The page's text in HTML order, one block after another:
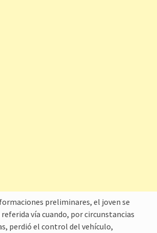
preliminares, el joven se
vía cuando, por circunstancias
perdió el control del vehículo,